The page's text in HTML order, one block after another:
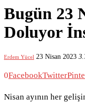
Bugün 23
Doluyor
Erdem Yücel 23 Nisan 2023
0FacebookTwitter
Nisan ayının her